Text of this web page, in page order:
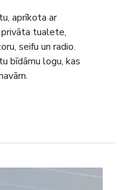
aprīkota ar
privāta tualete,
seifu un radio.
bīdāmu logu, kas